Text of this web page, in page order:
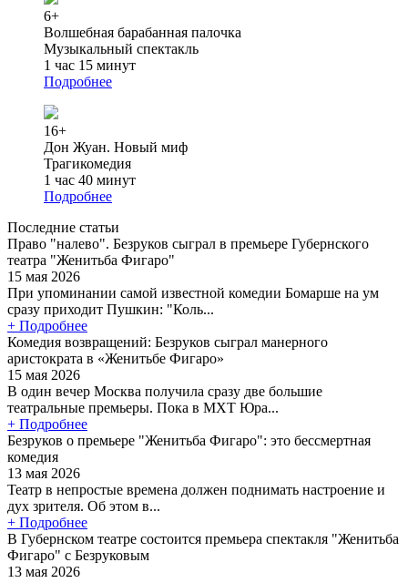
6+
Волшебная барабанная палочка
Музыкальный спектакль
1 час 15 минут
Подробнее
16+
Дон Жуан. Новый миф
Трагикомедия
1 час 40 минут
Подробнее
Последние статьи
Право "налево". Безруков сыграл в премьере Губернского
театра "Женитьба Фигаро"
15 мая 2026
При упоминании самой известной комедии Бомарше на ум
сразу приходит Пушкин: "Коль...
+ Подробнее
Комедия возвращений: Безруков сыграл манерного
аристократа в «Женитьбе Фигаро»
15 мая 2026
В один вечер Москва получила сразу две большие
театральные премьеры. Пока в МХТ Юра...
+ Подробнее
Безруков о премьере "Женитьба Фигаро": это бессмертная
комедия
13 мая 2026
Театр в непростые времена должен поднимать настроение и
дух зрителя. Об этом в...
+ Подробнее
В Губернском театре состоится премьера спектакля "Женитьба
Фигаро" с Безруковым
13 мая 2026